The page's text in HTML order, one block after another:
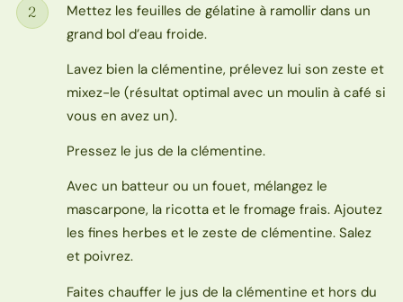
Étape
2
Mettez les feuilles de gélatine à ramollir dans un
grand bol d’eau froide.
Lavez bien la clémentine, prélevez lui son zeste et
mixez-le (résultat optimal avec un moulin à café si
vous en avez un).
Pressez le jus de la clémentine.
Avec un batteur ou un fouet, mélangez le
mascarpone, la ricotta et le fromage frais. Ajoutez
les fines herbes et le zeste de clémentine. Salez
et poivrez.
Faites chauffer le jus de la clémentine et hors du